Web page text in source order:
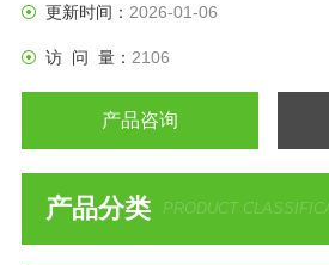
l 实时的数据记录和统计
更新时间： 2026-01-06
访 问 量： 2106
产品咨询
产品分类 PRODUCT